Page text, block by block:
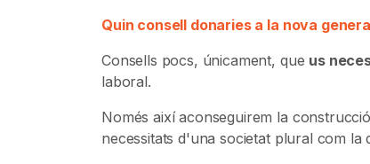
Quin consell donaries a la nova
Consells pocs, únicament, que us
laboral.
Només així aconseguirem la
necessitats d'una societat plural com la